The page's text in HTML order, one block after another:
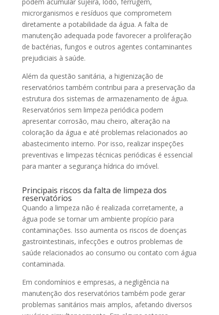
microrganismos e resíduos que comprometem
diretamente a potabilidade da água. A falta de
manutenção adequada pode favorecer a proliferação
de bactérias, fungos e outros agentes contaminantes
prejudiciais à saúde.
Além da questão sanitária, a higienização de
reservatórios também contribui para a preservação da
estrutura dos sistemas de armazenamento de água.
Reservatórios sem limpeza periódica podem
apresentar corrosão, mau cheiro, alteração na
coloração da água e até problemas relacionados ao
abastecimento interno. Por isso, realizar inspeções
preventivas e limpezas técnicas periódicas é essencial
para manter a segurança hídrica do imóvel.
Principais riscos da falta de limpeza dos
reservatórios
Quando a limpeza não é realizada corretamente, a
água pode se tornar um ambiente propício para
contaminações. Isso aumenta os riscos de doenças
gastrointestinais, infecções e outros problemas de
saúde relacionados ao consumo ou contato com água
contaminada.
Em condomínios e empresas, a negligência na
manutenção dos reservatórios também pode gerar
problemas sanitários mais amplos, afetando diversos